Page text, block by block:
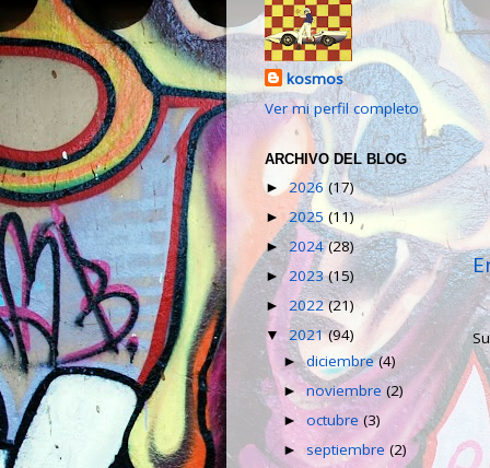
kosmos
Ver mi perfil completo
ARCHIVO DEL BLOG
►2026 (17)
►2025 (11)
►2024(28)
►2023(15)
► 2022(21)
▼ 2021(94)
►diciembre(4)
►noviembre(2)
►octubre(3)
►septiembre(2)